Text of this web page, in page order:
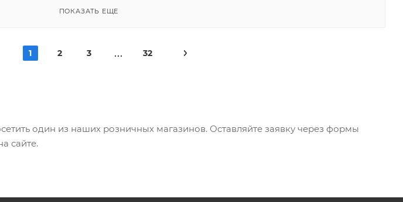
ПОКАЗАТЬ ЕЩЕ
1 2 3 32
один из наших розничных магазинов. Оставляйте заявку через формы
сайте.